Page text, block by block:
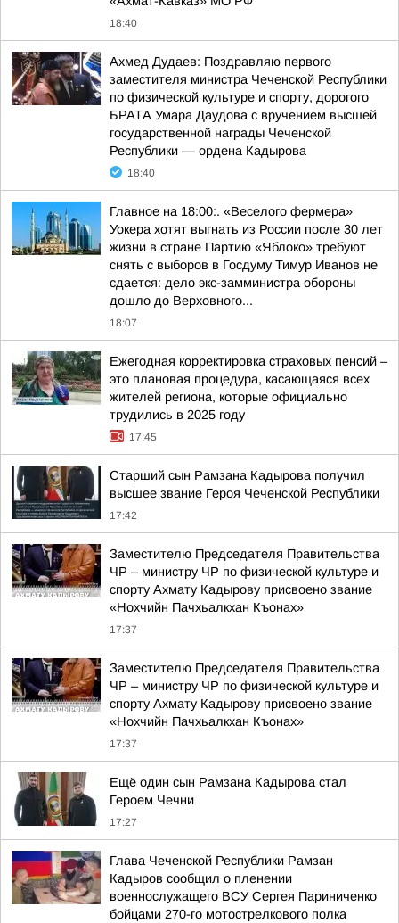
18:40
Ахмед Дудаев: Поздравляю первого
заместителя министра Чеченской Республики
по физической культуре и спорту, дорогого
БРАТА Умара Даудова с вручением высшей
государственной награды Чеченской
Республики — ордена Кадырова
18:40
Главное на 18:00:. «Веселого фермера»
Уокера хотят выгнать из России после 30 лет
жизни в стране Партию «Яблоко» требуют
снять с выборов в Госдуму Тимур Иванов не
сдается: дело экс-замминистра обороны
дошло до Верховного...
18:07
Ежегодная корректировка страховых пенсий –
это плановая процедура, касающаяся всех
жителей региона, которые официально
трудились в 2025 году
17:45
Старший сын Рамзана Кадырова получил
высшее звание Героя Чеченской Республики
17:42
Заместителю Председателя Правительства
ЧР – министру ЧР по физической культуре и
спорту Ахмату Кадырову присвоено звание
«Нохчийн Пачхьалкхан Къонах»
17:37
Заместителю Председателя Правительства
ЧР – министру ЧР по физической культуре и
спорту Ахмату Кадырову присвоено звание
«Нохчийн Пачхьалкхан Къонах»
17:37
Ещё один сын Рамзана Кадырова стал
Героем Чечни
17:27
Глава Чеченской Республики Рамзан
Кадыров сообщил о пленении
военнослужащего ВСУ Сергея Париниченко
бойцами 270-го мотострелкового полка